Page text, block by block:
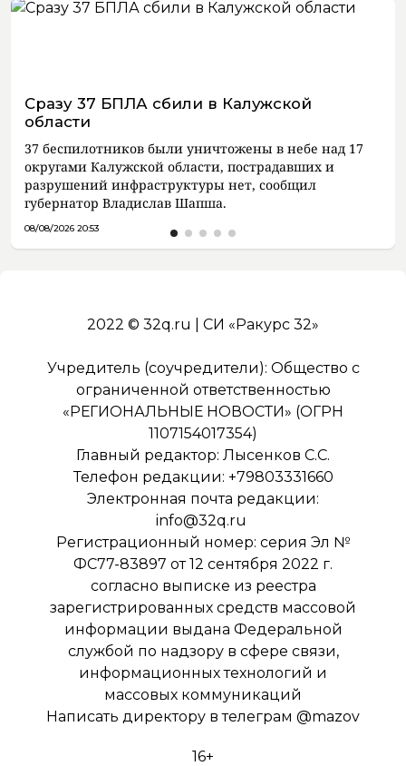
Сразу 37 БПЛА сбили в Калужской
области
37 беспилотников были уничтожены в небе над 17
округами Калужской области, пострадавших и
разрушений инфраструктуры нет, сообщил
губернатор Владислав Шапша.
08/08/2026 20:53
2022 © 32q.ru | СИ «Ракурс 32»
Учредитель (соучредители): Общество с
ограниченной ответственностью
«РЕГИОНАЛЬНЫЕ НОВОСТИ» (ОГРН
1107154017354)
Главный редактор: Лысенков С.С.
Телефон редакции: +79803331660
Электронная почта редакции:
info@32q.ru
Регистрационный номер: серия Эл №
ФС77-83897 от 12 сентября 2022 г.
согласно выписке из реестра
зарегистрированных средств массовой
информации выдана Федеральной
службой по надзору в сфере связи,
информационных технологий и
массовых коммуникаций
Написать директору в телеграм @mazov
16+